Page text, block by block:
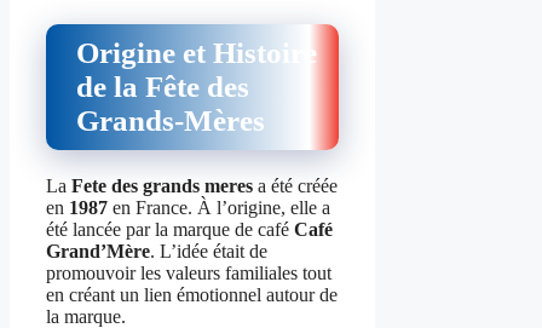
Origine et Histoire
de la Fête des
Grands-Mères
La Fete des grands meres a été créée
en 1987 en France. À l’origine, elle a
été lancée par la marque de café Café
Grand’Mère. L’idée était de
promouvoir les valeurs familiales tout
en créant un lien émotionnel autour de
la marque.